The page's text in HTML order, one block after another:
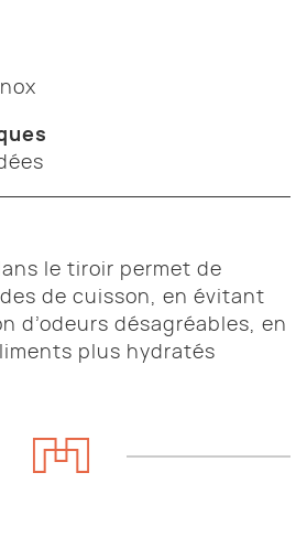
le tiroir permet de
de cuisson, en évitant
d’odeurs désagréables, en
plus hydratés